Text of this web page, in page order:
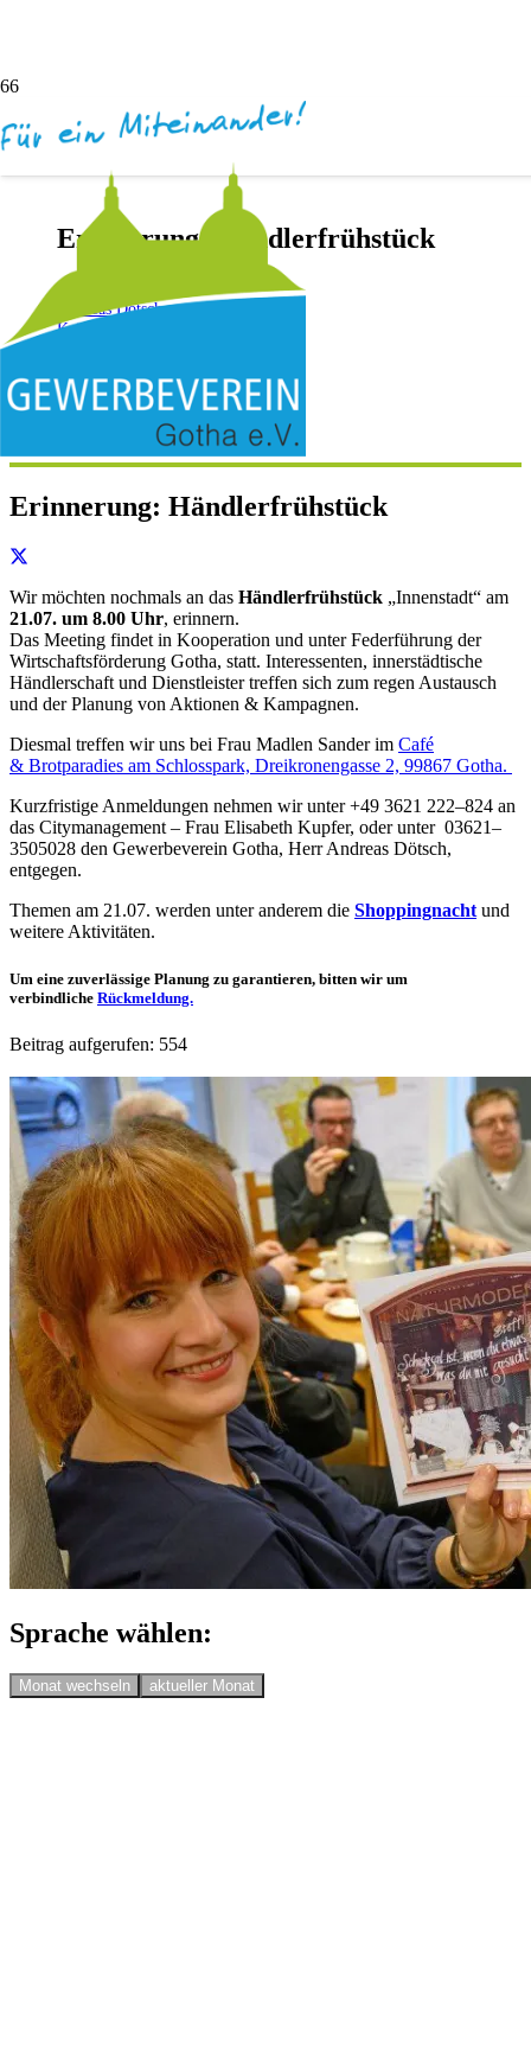
Erinnerung: Händlerfrühstück
vor 5 Jahren
Andreas Dötsch
Keine Kommentare
Erinnerung: Händlerfrühstück
Wir möchten nochmals an das Händlerfrühstück „Innenstadt“ am
21.07. um 8.00 Uhr, erinnern.
Das Meeting findet in Kooperation und unter Federführung der
Wirtschaftsförderung Gotha, statt. Interessenten, innerstädtische
Händlerschaft und Dienstleister treffen sich zum regen Austausch
und der Planung von Aktionen & Kampagnen.
Diesmal treffen wir uns bei Frau Madlen Sander im Café
& Brotparadies am Schlosspark, Dreikronengasse 2, 99867 Gotha.
Kurzfristige Anmeldungen nehmen wir unter +49 3621 222–824 an
das Citymanagement – Frau Elisabeth Kupfer, oder unter 03621–
3505028 den Gewerbeverein Gotha, Herr Andreas Dötsch,
entgegen.
Themen am 21.07. werden unter anderem die Shoppingnacht und
weitere Aktivitäten.
Um eine zuverlässige Planung zu garantieren, bitten wir um
verbindliche Rückmeldung.
Beitrag aufgerufen: 554
Sprache wählen:
Monat wechseln aktueller Monat